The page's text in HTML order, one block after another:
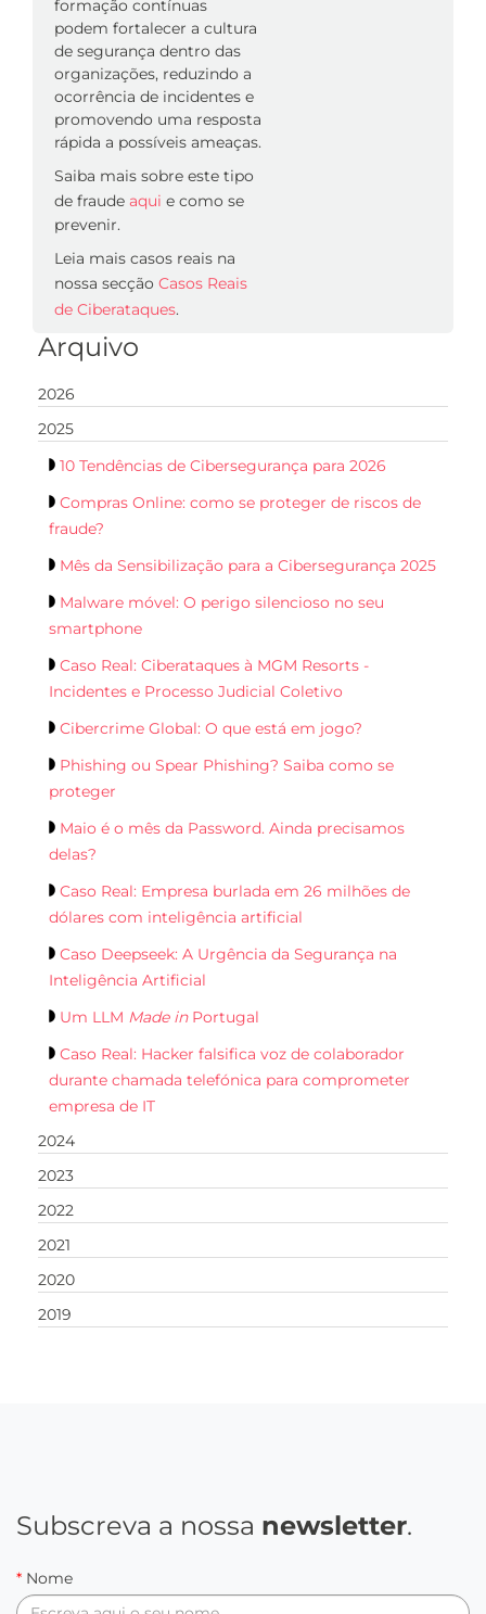
formação contínuas
podem fortalecer a cultura
de segurança dentro das
organizações, reduzindo a
ocorrência de incidentes e
promovendo uma resposta
rápida a possíveis ameaças.
Saiba mais sobre este tipo
de fraude aqui e como se
prevenir.
Leia mais casos reais na
nossa secção Casos Reais
de Ciberataques.
Arquivo
2026
2025
10 Tendências de Cibersegurança para 2026
Compras Online: como se proteger de riscos de
fraude?
Mês da Sensibilização para a Cibersegurança 2025
Malware móvel: O perigo silencioso no seu
smartphone
Caso Real: Ciberataques à MGM Resorts -
Incidentes e Processo Judicial Coletivo
Cibercrime Global: O que está em jogo?
Phishing ou Spear Phishing? Saiba como se
proteger
Maio é o mês da Password. Ainda precisamos
delas?
Caso Real: Empresa burlada em 26 milhões de
dólares com inteligência artificial
Caso Deepseek: A Urgência da Segurança na
Inteligência Artificial
Um LLM Made inPortugal
Caso Real: Hacker falsifica voz de colaborador
durante chamada telefónica para comprometer
empresa de IT
2024
2023
2022
2021
2020
2019
Subscreva a nossa newsletter.
* Nome